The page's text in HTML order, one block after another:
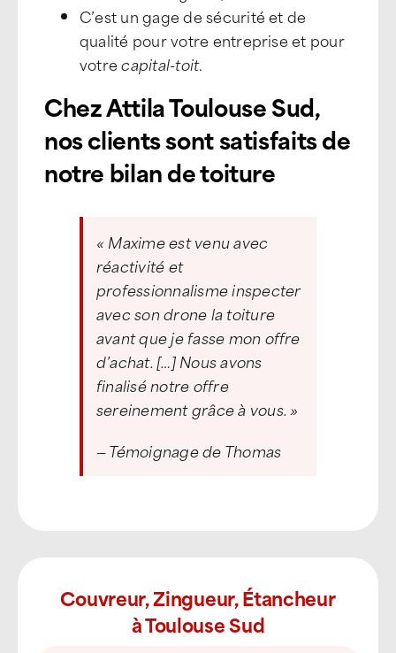
C’est un gage de sécurité et de
qualité pour votre entreprise et pour
votrecapital-toit.
Chez Attila Toulouse Sud,
nos clients sont satisfaits de
notre bilan de toiture
« Maxime est venu avec
réactivité et
professionnalisme inspecter
avec son drone la toiture
avant que je fasse mon offre
d’achat. […] Nous avons
finalisé notre offre
sereinement grâce à vous. »
— Témoignage de Thomas
Couvreur, Zingueur, Étancheur
à Toulouse Sud